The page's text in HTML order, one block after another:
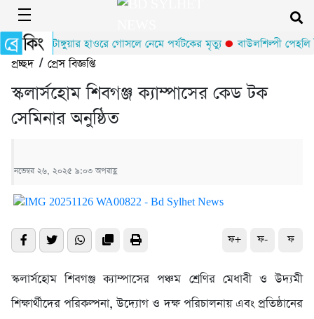
টাঙ্গুয়ার হাওরে গোসলে নেমে পর্যটকের মৃত্যু বাউলশিল্পী পেহলি
প্রচ্ছদ/ প্রেস বিজ্ঞপ্তি
স্কলার্সহোম শিবগঞ্জ ক্যাম্পাসের কেড টক
সেমিনার অনুষ্ঠিত
নভেম্বর ২৬, ২০২৫ ৯:০৩ অপরাহ্ণ
ফ+ ফ- ফ
স্কলার্সহোম শিবগঞ্জ ক্যাম্পাসের পঞ্চম শ্রেণির মেধাবী ও উদ্যমী
শিক্ষার্থীদের পরিকল্পনা, উদ্যোগ ও দক্ষ পরিচালনায় এবং প্রতিষ্ঠানের